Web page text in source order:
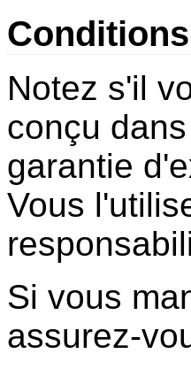
Notez s'il
conçu
garantie
Vous
Si vous
assurez-